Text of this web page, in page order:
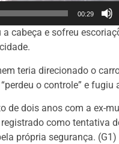
00:29
cabeça e sofreu
teria direcionado o
o controle” e
de dois anos com a ex-
como tentativa
própria segurança. (G1)